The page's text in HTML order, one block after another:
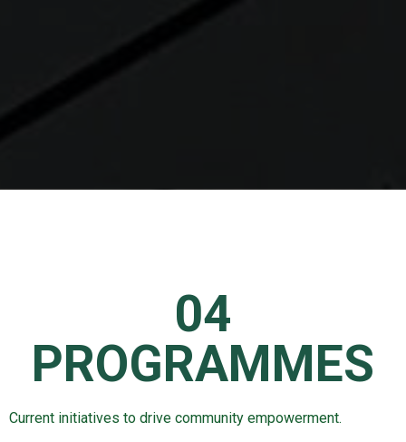
04
PROGRAMMES
Current initiatives to drive community empowerment.